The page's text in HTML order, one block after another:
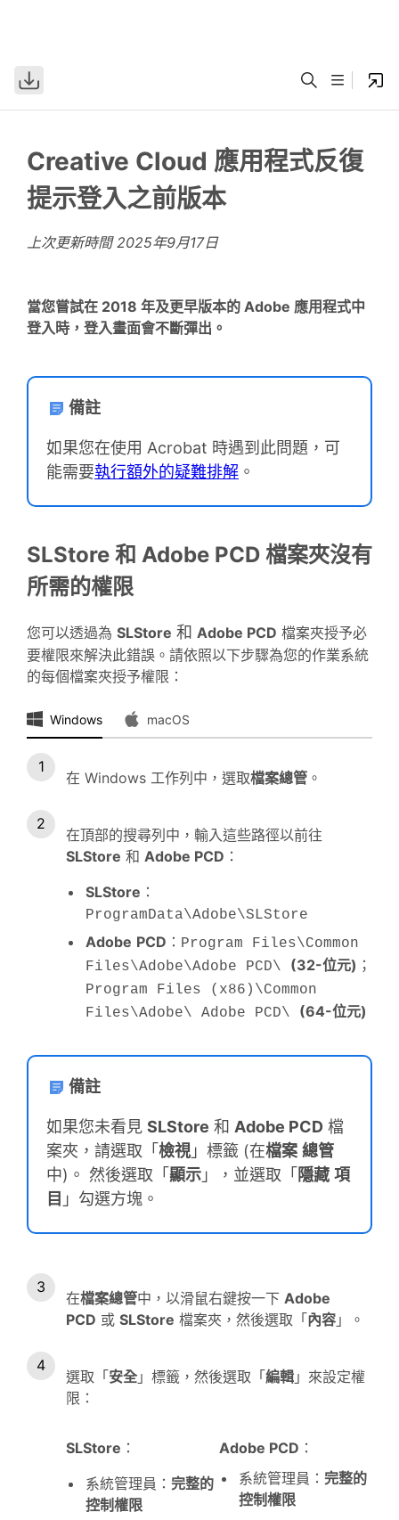
Creative Cloud 應用程式反復
提示登入之前版本
上次更新時間2025年9月17日
當您嘗試在 2018 年及更早版本的 Adobe 應用程式中
登入時，登入畫面會不斷彈出。
備註
如果您在使用 Acrobat 時遇到此問題，可
能需要執行額外的疑難排解 。
SLStore 和 Adobe PCD 檔案夾沒有
所需的權限
您可以透過為 SLStore 和 Adobe PCD 檔案夾授予必
要權限來解決此錯誤。請依照以下步驟為您的作業系統
的每個檔案夾授予權限：
Windows macOS
在 Windows 工作列中，選取檔案總管 。
在頂部的搜尋列中，輸入這些路徑以前往
SLStore 和 Adobe PCD ：
SLStore ：
ProgramData\Adobe\SLStore
Adobe PCD ： Program Files\Common
Files\Adobe\Adobe PCD\ (32-位元) ；
Program Files (x86)\Common
Files\Adobe\ Adobe PCD\ (64-位元)
備註
如果您未看見 SLStore 和 Adobe PCD 檔
案夾，請選取「 檢視」標籤 (在檔案 總管
中)。 然後選取「 顯示 」，並選取「 隱藏 項
目 」勾選方塊。
在檔案總管中，以滑鼠右鍵按一下 Adobe
PCD 或 SLStore 檔案夾，然後選取「 內容 」。
選取「 安全 」標籤，然後選取「 編輯 」來設定權
限：
SLStore ：
系統管理員： 完整的
控制權限
Adobe PCD ：
系統管理員： 完整的
控制權限